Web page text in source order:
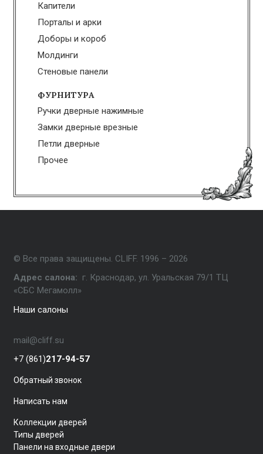
Капители
Порталы и арки
Доборы и короб
Молдинги
Стеновые панели
ФУРНИТУРА
Ручки дверные нажимные
Замки дверные врезные
Петли дверные
Прочее
© Все права защищены. CLIFF. 1996 – 2026
Адрес салона: г. Краснодар, ул. Уральская 79/1 ТЦ
«СБС Мегамолл»
Наши салоны
mail@cliff.su
+7 (861)217-94-57
Обратный звонок
Написать нам
Коллекции дверей
Типы дверей
Панели на входные двери